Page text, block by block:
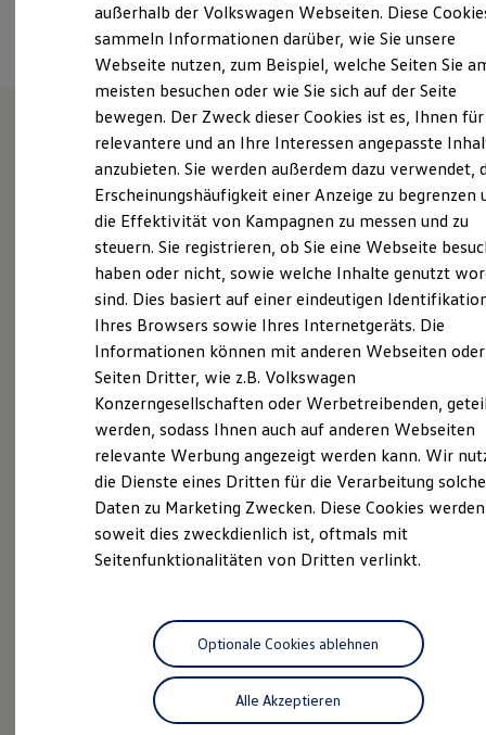
Economy Service
Räder & Reifen Service
Ersatzfahrzeuge
Notdienst und Pannenhilfe
Software, Konnektivität & Apps
California App
VW Connect für Ihren ID. Buzz
VW Connect für Ihren Transporter/Caravelle
VW Connect für Ihren Amarok
VW Connect für andere Modelle
Connect Pro
Fleet Interface Data
Multistop Pathfinder
Übersicht Software Updates
Hilfreiches für Besitzer
Fahrerassistenz- und Sicherheitssysteme
Kontrollleuchten
Kurzfahrprofile und Ölverdünnung
Batterieverordnung
XTL-Dieselkraftstoff
Ersatzteile und Betriebsflüssigkeiten
Original Zubehör und Lifestyle Produkte
myVolkswagen Business
Elektrisch & Autonom
Elektro - & Hybridfahrzeuge
Klimafreundlicher Strom
Ladezeitensimulator
Ladelösungen für Privatkunden
Ladelösungen für Gewerbekunden
Wallbox und Ladekabel
Bidirektionales Laden
Förderung & Kosten der Elektrofahrzeuge
Termin vereinbaren
Unsere Leistungenim
Überblick
Service
ServicePlus
Volkswagen Economy
Service
Aktuelle Highlights
und Angebote
außerhalb der Volkswagen Webseiten. Diese
sammeln Informationen darüber, wie Sie unsere
Webseite nutzen, zum Beispiel, welche Seiten Sie
meisten besuchen oder wie Sie sich auf der Seite
bewegen. Der Zweck dieser Cookies ist es, Ihnen für
relevantere und an Ihre Interessen angepasste
anzubieten. Sie werden außerdem dazu verwendet,
Erscheinungshäufigkeit einer Anzeige zu begrenzen
die Effektivität von Kampagnen zu messen und zu
steuern. Sie registrieren, ob Sie eine Webseite
haben oder nicht, sowie welche Inhalte genutzt
sind. Dies basiert auf einer eindeutigen
Ihres Browsers sowie Ihres Internetgeräts. Die
Informationen können mit anderen Webseiten oder
Seiten Dritter, wie z.B. Volkswagen
Konzerngesellschaften oder Werbetreibenden,
werden, sodass Ihnen auch auf anderen Webseiten
relevante Werbung angezeigt werden kann. Wir
die Dienste eines Dritten für die Verarbeitung
Daten zu Marketing Zwecken. Diese Cookies
soweit dies zweckdienlich ist, oftmals mit
Seitenfunktionalitäten von Dritten verlinkt.
Alle Akzeptieren
Optionale Cookies ablehnen